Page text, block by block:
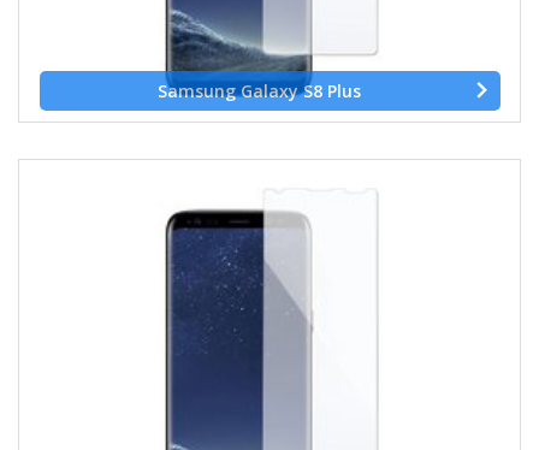
Samsung Galaxy S8 Plus